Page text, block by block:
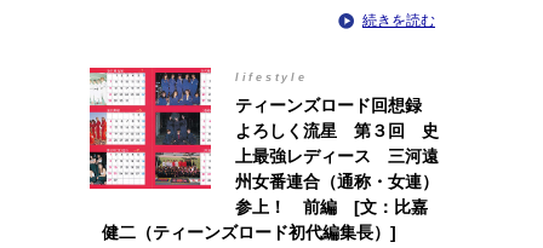
続きを読む
lifestyle
ティーンズロード回想録
よろしく流星 第３回 史
上最強レディース 三河遠
州女番連合（通称・女連）
参上！ 前編 [文：比嘉
健二（ティーンズロード初代編集長）]